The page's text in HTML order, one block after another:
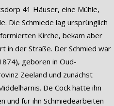
41 Häuser, eine Mühle,
Die Schmiede lag ursprünglich
Kirche, bekam aber
in der Straße. Der Schmied war
geboren in Oud-
Zeeland und zunächst
De Cock hatte ihn
und für ihn Schmiedearbeiten